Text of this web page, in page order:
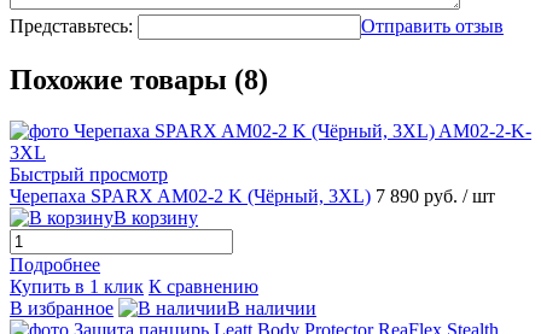
Представьтесь: Отправить отзыв
Похожие товары (8)
Быстрый просмотр
Черепаха SPARX AM02-2 K (Чёрный, 3XL) 7 890 руб. / шт
В корзину
Подробнее
Купить в 1 клик К сравнению
В избранное
В наличии